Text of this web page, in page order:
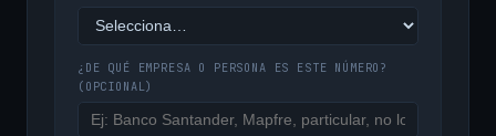
¿DE QUÉ EMPRESA O PERSONA ES ESTE NÚMERO?
(OPCIONAL)